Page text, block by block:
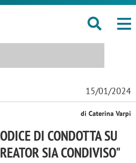
15/01/2024
di Caterina Varpi
DI CONDOTTA SU
SIA CONDIVISO"